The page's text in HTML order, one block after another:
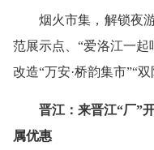
烟火市集，解锁夜游
范展示点、“爱洛江一
改造“万安·桥韵集市”“双
晋江：来晋江“厂”
属优惠